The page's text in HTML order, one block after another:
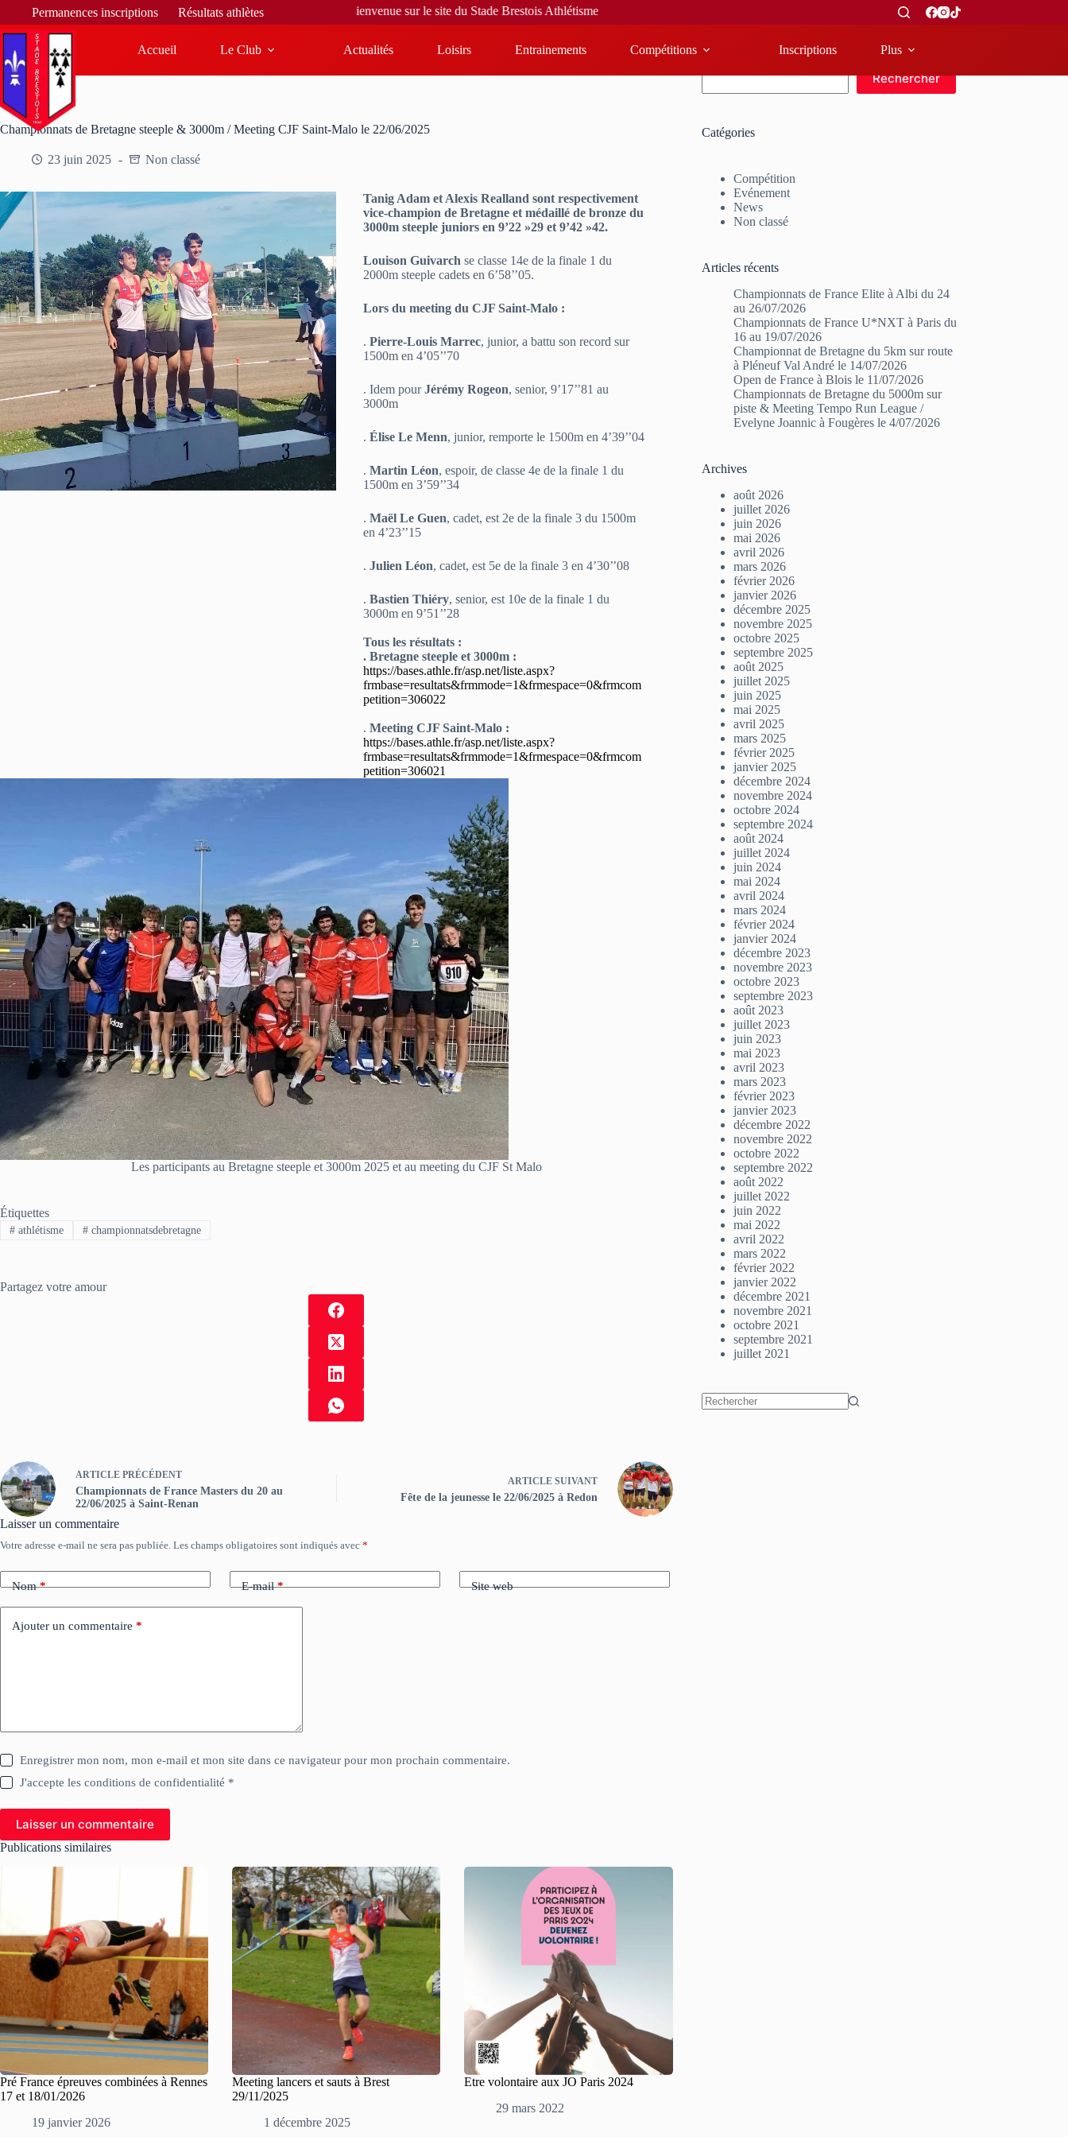
Permanences inscriptions Résultats athlètes Bienvenue sur le site du Stade Brestois Athlétisme
Accueil Le Club Actualités Loisirs Entrainements Compétitions Inscriptions Plus
Championnats de Bretagne steeple & 3000m / Meeting CJF Saint-Malo le 22/06/2025
23 juin 2025 Non classé
Tanig Adam et Alexis Realland sont respectivement
vice-champion de Bretagne et médaillé de bronze du
3000m steeple juniors en 9’22 »29 et 9’42 »42.
Louison Guivarchse classe 14e de la finale 1 du
2000m steeple cadets en 6’58’’05.
Lors du meeting du CJF Saint-Malo :
.Pierre-Louis Marrec, junior, a battu son record sur
1500m en 4’05’’70
. Idem pourJérémy Rogeon, senior, 9’17’’81 au
3000m
.Élise Le Menn, junior, remporte le 1500m en 4’39’’04
.Martin Léon, espoir, de classe 4e de la finale 1 du
1500m en 3’59’’34
.Maël Le Guen, cadet, est 2e de la finale 3 du 1500m
en 4’23’’15
.Julien Léon, cadet, est 5e de la finale 3 en 4’30’’08
.Bastien Thiéry, senior, est 10e de la finale 1 du
3000m en 9’51’’28
Tous les résultats :
. Bretagne steeple et 3000m :
https://bases.athle.fr/asp.net/liste.aspx?
frmbase=resultats&frmmode=1&frmespace=0&frmcom
petition=306022
.Meeting CJF Saint-Malo :
https://bases.athle.fr/asp.net/liste.aspx?
frmbase=resultats&frmmode=1&frmespace=0&frmcom
petition=306021
Les participants au Bretagne steeple et 3000m 2025 et au meeting du CJF St Malo
Étiquettes
#athlétisme #championnatsdebretagne
Partagez votre amour
ARTICLE PRÉCÉDENT
Championnats de France Masters du 20 au
22/06/2025 à Saint-Renan
ARTICLESUIVANT
Fête de la jeunesse le 22/06/2025 à Redon
Laisser un commentaire
Votre adresse e-mail ne sera pas publiée. Les champs obligatoires sont indiqués avec *
Nom* E-mail* Site web
Ajouter un commentaire *
Enregistrer mon nom, mon e-mail et mon site dans ce navigateur pour mon prochain commentaire.
J'accepte les conditions de confidentialité *
Laisser un commentaire
Publications similaires
Pré France épreuves combinées à Rennes
17 et 18/01/2026
19 janvier 2026
Meeting lancers et sauts à Brest
29/11/2025
1 décembre 2025
Etre volontaire aux JO Paris 2024
29 mars 2022
Rechercher
Rechercher
Catégories
Compétition
Evénement
News
Non classé
Articles récents
Championnats de France Elite à Albi du 24
au 26/07/2026
Championnats de France U*NXT à Paris du
16 au 19/07/2026
Championnat de Bretagne du 5km sur route
à Pléneuf Val André le 14/07/2026
Open de France à Blois le 11/07/2026
Championnats de Bretagne du 5000m sur
piste & Meeting Tempo Run League /
Evelyne Joannic à Fougères le 4/07/2026
Archives
août 2026
juillet 2026
juin 2026
mai 2026
avril 2026
mars 2026
février 2026
janvier 2026
décembre 2025
novembre 2025
octobre 2025
septembre 2025
août 2025
juillet 2025
juin 2025
mai 2025
avril 2025
mars 2025
février 2025
janvier 2025
décembre 2024
novembre 2024
octobre 2024
septembre 2024
août 2024
juillet 2024
juin 2024
mai 2024
avril 2024
mars 2024
février 2024
janvier 2024
décembre 2023
novembre 2023
octobre 2023
septembre 2023
août 2023
juillet 2023
juin 2023
mai 2023
avril 2023
mars 2023
février 2023
janvier 2023
décembre 2022
novembre 2022
octobre 2022
septembre 2022
août 2022
juillet 2022
juin 2022
mai 2022
avril 2022
mars 2022
février 2022
janvier 2022
décembre 2021
novembre 2021
octobre 2021
septembre 2021
juillet 2021